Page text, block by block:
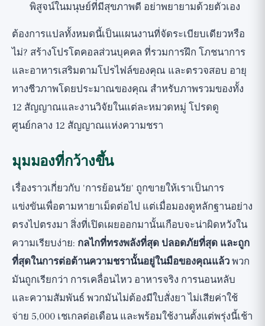
พิสูจน์ในมนุษย์ที่มีสุขภาพดี อย่าพยายามด้วยตัวเอง
ต้องการแปลทั้งหมดนี้เป็นแผนงานที่จัดระเบียบเดียวหรือ
ไม่? สร้างโปรโตคอลส่วนบุคคล ที่รวมการฝึก โภชนาการ
และอาหารเสริมตามโปรไฟล์ของคุณ และตรวจสอบ อายุ
ทางชีวภาพโดยประมาณของคุณ สำหรับภาพรวมของทั้ง
12 สัญญาณและงานวิจัยในแต่ละหมวดหมู่ โปรดดู
ศูนย์กลาง 12 สัญญาณแห่งความชรา
มุมมองที่กว้างขึ้น
เรื่องราวเกี่ยวกับ 'การย้อนวัย' ถูกขายให้เราเป็นการ
แข่งขันเพื่อตามหายาเม็ดต่อไป แต่เมื่อมองดูหลักฐานอย่าง
ตรงไปตรงมา สิ่งที่เปิดเผยออกมานั้นเกือบจะน่าผิดหวังใน
ความเรียบง่าย: กลไกที่ทรงพลังที่สุด ปลอดภัยที่สุด และถูก
ที่สุดในการต่อต้านความชรานั้นอยู่ในมือของคุณแล้วพวก
มันถูกเรียกว่า การเคลื่อนไหว อาหารจริง การนอนหลับ
และความสัมพันธ์ พวกมันไม่ต้องมีใบสั่งยา ไม่เสียค่าใช้
จ่าย 5,000 เชเกลต่อเดือน และพร้อมใช้งานตั้งแต่พรุ่งนี้เช้า